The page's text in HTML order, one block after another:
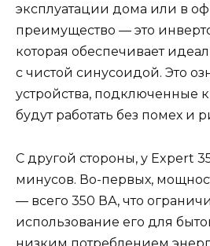
эксплуатации дома или в
преимущество — это
которая обеспечивает
с чистой синусоидой. Это
устройства, подключенные к
будут работать без помех и
С другой стороны, у Expert
минусов. Во-первых,
— всего 350 ВА, что
использование его для
низким потреблением